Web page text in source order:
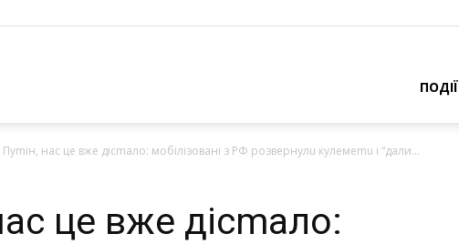
ПОДІЇ
Пуmін, нас це вже дісmало: мобілізовані з РФ розвернулu кyлeмemu і “дaли...
це вже дісmало: